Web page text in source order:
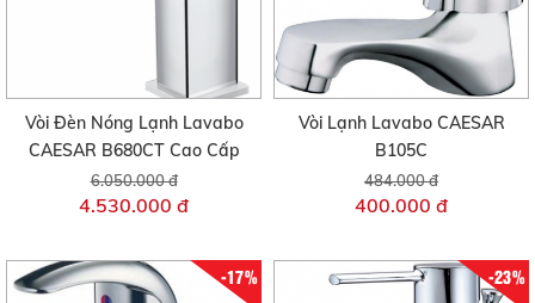
Vòi Đèn Nóng Lạnh Lavabo
CAESAR B680CT Cao Cấp
6.050.000 đ
4.530.000 đ
Vòi Lạnh Lavabo CAESAR
B105C
484.000 đ
400.000 đ
-17% -23%